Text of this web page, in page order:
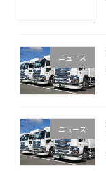
ニュース
ニュース